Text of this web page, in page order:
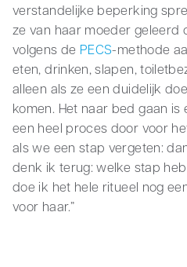
verstandelijke beperking
ze van haar moeder geleerd
volgens de PECS-methode
eten, drinken, slapen,
alleen als ze een duidelijk
komen. Het naar bed gaan is
een heel proces door voor
als we een stap vergeten:
denk ik terug: welke stap
doe ik het hele ritueel nog
voor haar.”